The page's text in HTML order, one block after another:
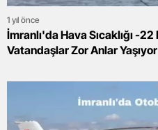
1 yıl önce
İmranlı'da Hava Sıcaklığı -
Vatandaşlar Zor Anlar Yaşıyor